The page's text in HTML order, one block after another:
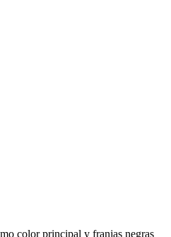
color principal y franjas negras